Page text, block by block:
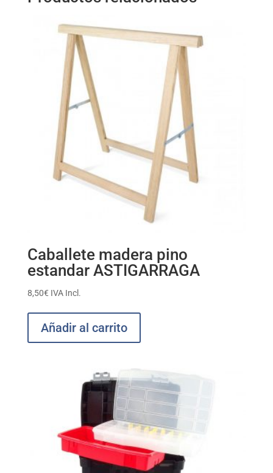
Caballete madera pino
estandar ASTIGARRAGA
8,50€ IVA Incl.
Añadir al carrito